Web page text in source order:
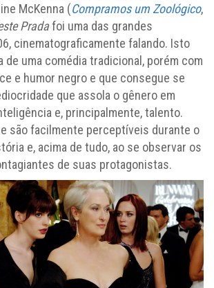
McKenna (Compramos um Zoológico,
Pradafoi uma das grandes
cinematograficamente falando. Isto
de uma comédia tradicional, porém com
e humor negro e que consegue se
que assola o gênero em
e, principalmente, talento.
são facilmente perceptíveis durante o
e, acima de tudo, ao se observar os
de suas protagonistas.